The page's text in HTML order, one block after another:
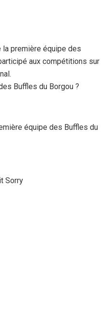
la première équipe des
aux compétitions sur
Buffles du Borgou ?
équipe des Buffles du
Sorry